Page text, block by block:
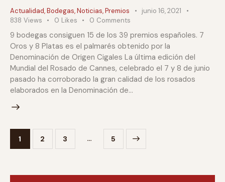
Actualidad,Bodegas,Noticias,Premios
junio 16, 2021
838 Views 0 Likes 0 Comments
9 bodegas consiguen 15 de los 39 premios españoles. 7
Oros y 8 Platas es el palmarés obtenido por la
Denominación de Origen Cigales La última edición del
Mundial del Rosado de Cannes, celebrado el 7 y 8 de junio
pasado ha corroborado la gran calidad de los rosados
elaborados en la Denominación de…
1 2 3 … 5
>